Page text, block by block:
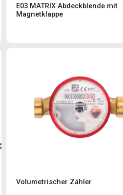
E03 MATRIX Abdeckblende mit
Magnetklappe
Volumetrischer Zähler